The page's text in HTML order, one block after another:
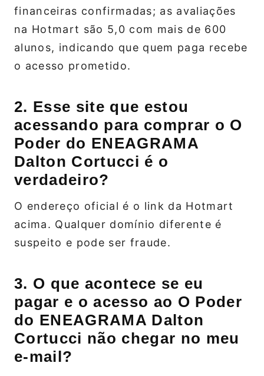
financeiras confirmadas; as avaliações
na Hotmart são 5,0 com mais de 600
alunos, indicando que quem paga recebe
o acesso prometido.
2. Esse site que estou
acessando para comprar o O
Poder do ENEAGRAMA
Dalton Cortucci é o
verdadeiro?
O endereço oficial é o link da Hotmart
acima. Qualquer domínio diferente é
suspeito e pode ser fraude.
3. O que acontece se eu
pagar e o acesso ao O Poder
do ENEAGRAMA Dalton
Cortucci não chegar no meu
e‑mail?